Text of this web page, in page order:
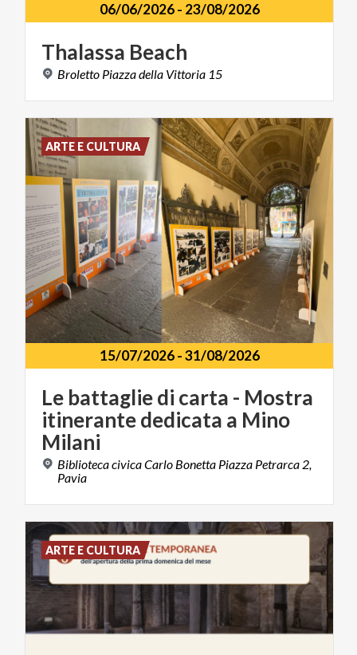
06/06/2026- 23/08/2026
Thalassa Beach
Broletto Piazzadella Vittoria 15
15/07/2026-31/08/2026
Le battaglie di carta - Mostra
itinerante dedicata a Mino
Milani
Biblioteca civica Carlo Bonetta Piazza Petrarca 2,
Pavia
ARTE E CULTURA
ARTE E CULTURA